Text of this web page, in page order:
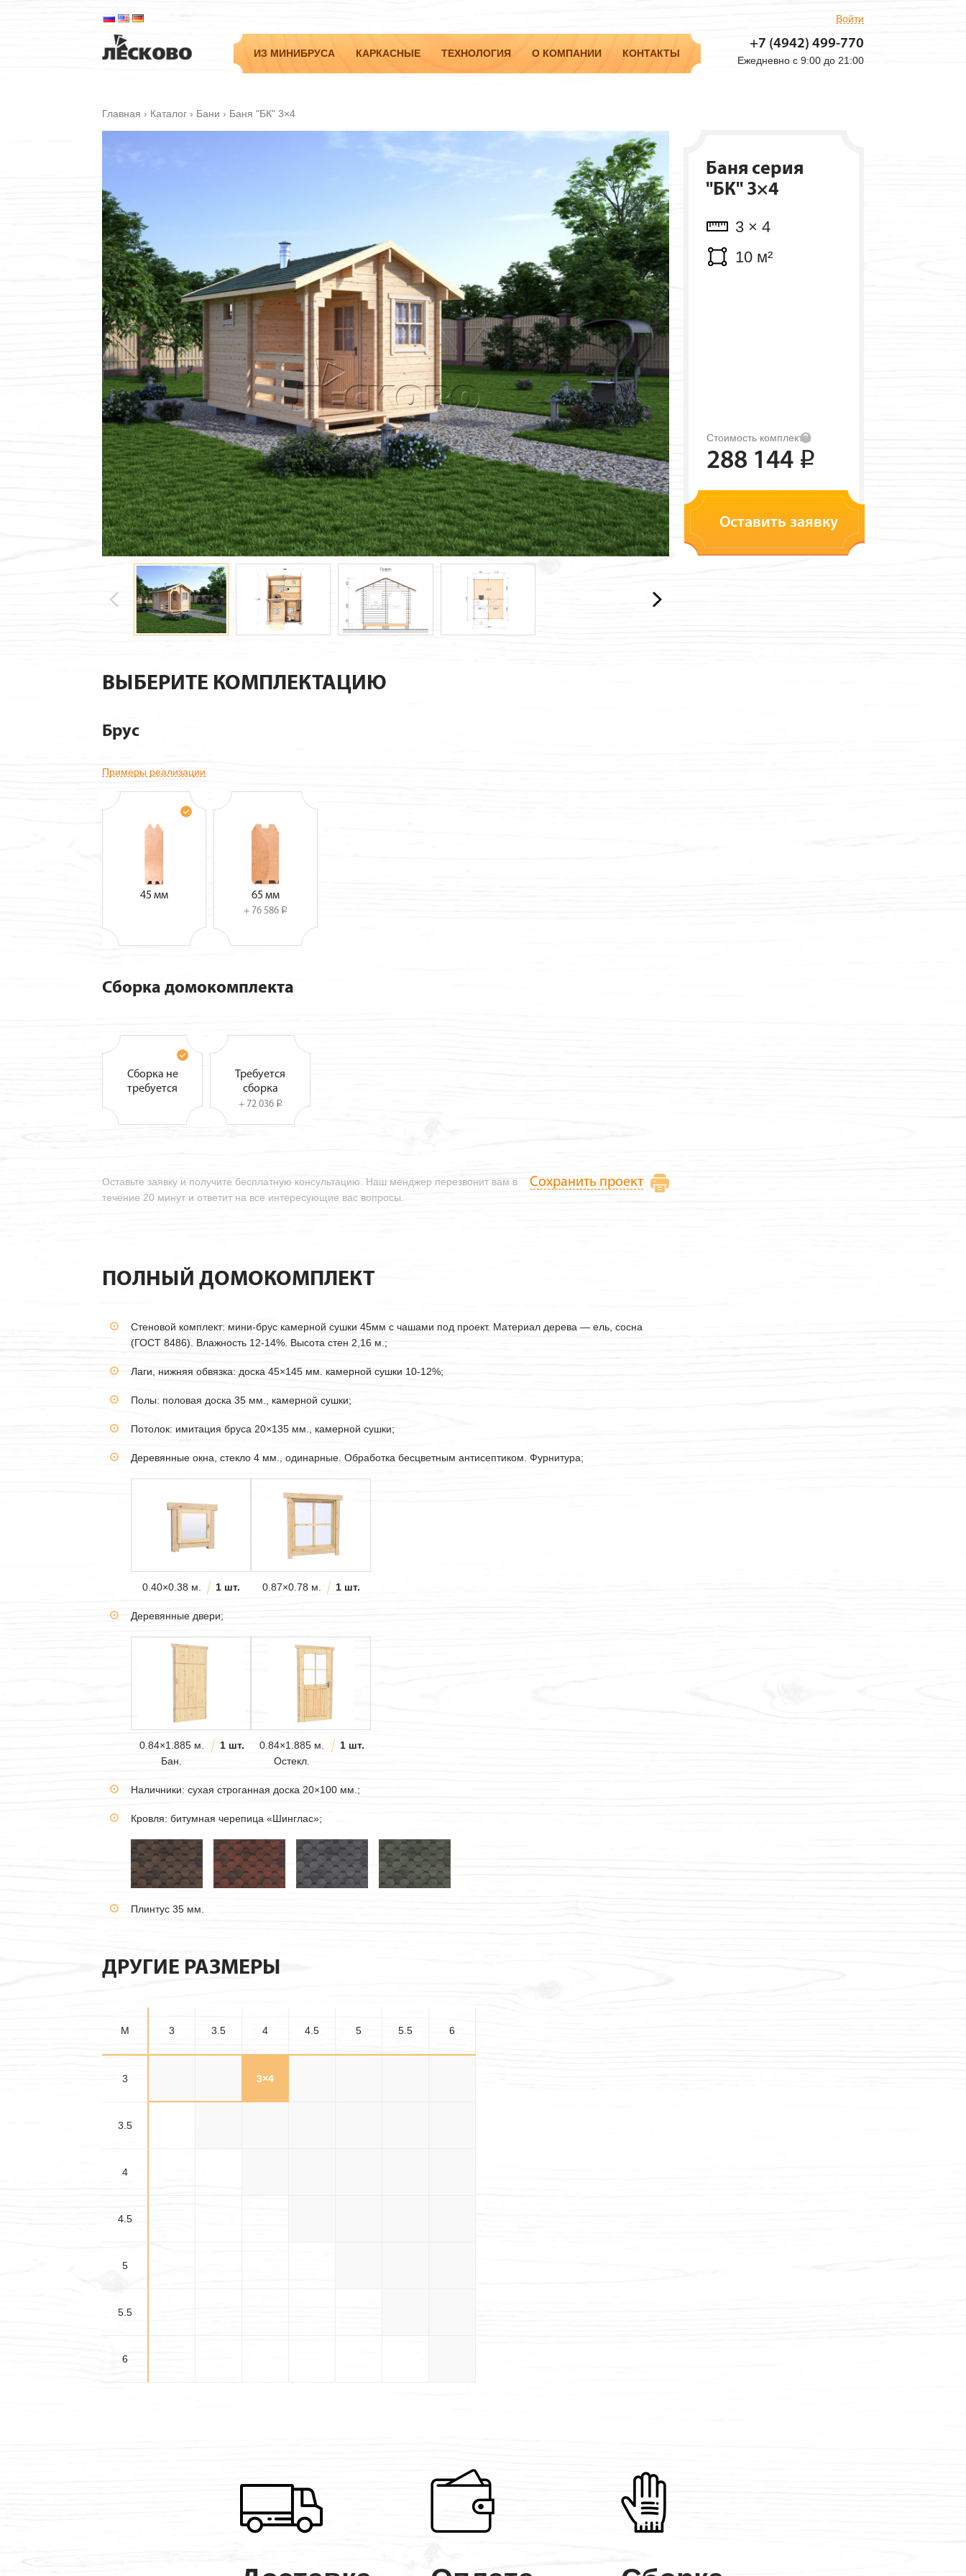
ИЗ МИНИБРУСА
Садовые
Дачные
КАРКАСНЫЕ ТЕХНОЛОГИЯ О КОМПАНИИ КОНТАКТЫ
Войти
+7 (4942) 499-770
Ежедневно с 9:00 до 21:00
Главная › Каталог › Бани › Баня "БК" 3×4
ВЫБЕРИТЕ КОМПЛЕКТАЦИЮ
Брус
Примеры реализации
45 мм 65 мм
+ 76 586 i
Сборка домокомплекта
Сборка не
требуется
Требуется
сборка
+ 72 036 i
Оставьте заявку и получите бесплатную консультацию. Наш менджер перезвонит вам в
течение 20 минут и ответит на все интересующие вас вопросы.
Сохранить проект
ПОЛНЫЙ ДОМОКОМПЛЕКТ
Стеновой комплект: мини-брус камерной сушки 45мм с чашами под проект. Материал дерева — ель, сосна
(ГОСТ 8486). Влажность 12-14%. Высота стен 2,16 м.;
Лаги, нижняя обвязка: доска 45×145 мм. камерной сушки 10-12%;
Полы: половая доска 35 мм., камерной сушки;
Потолок: имитация бруса 20×135 мм., камерной сушки;
Деревянные окна, стекло 4 мм., одинарные. Обработка бесцветным антисептиком. Фурнитура;
0.40×0.38 м. 1 шт. 0.87×0.78 м. 1 шт.
Деревянные двери;
0.84×1.885 м.
Бан.
1 шт.
0.84×1.885 м.
Остекл.
1 шт.
Наличники: сухая строганная доска 20×100 мм.;
Кровля: битумная черепица «Шинглас»;
Плинтус 35 мм.
ДРУГИЕ РАЗМЕРЫ
M 3 3.5 4 4.5 5 5.5 6
3
3.5
4
4.5
5
5.5
6
3×4
Баня серия
"БК" 3×4
3 × 4
10 м²
Стоимость комплекта:
Объем: 4.5 м³
Мест: 2 шт.
288 144 i
Оставить заявку